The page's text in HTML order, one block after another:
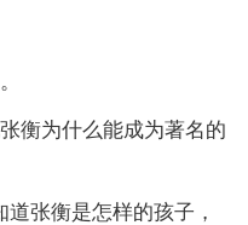
为什么能成为著名的
张衡是怎样的孩子，